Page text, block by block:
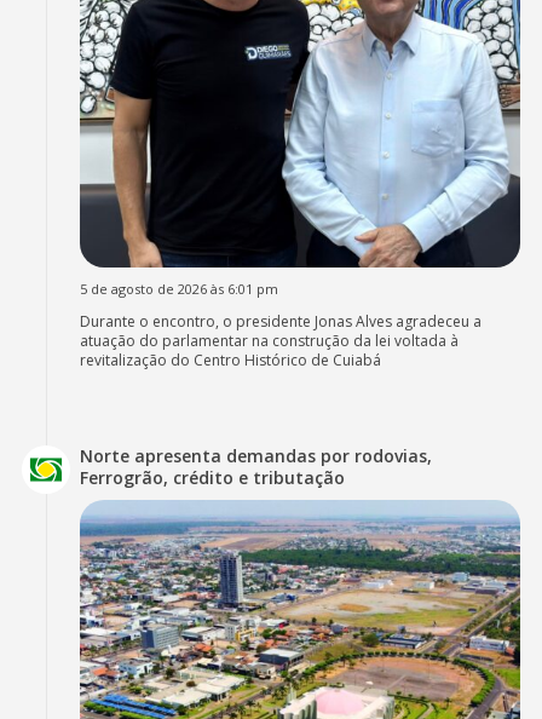
5 de agosto de 2026 às 6:01 pm
Durante o encontro, o presidente Jonas Alves agradeceu a
atuação do parlamentar na construção da lei voltada à
revitalização do Centro Histórico de Cuiabá
Norte apresenta demandas por rodovias,
Ferrogrão, crédito e tributação